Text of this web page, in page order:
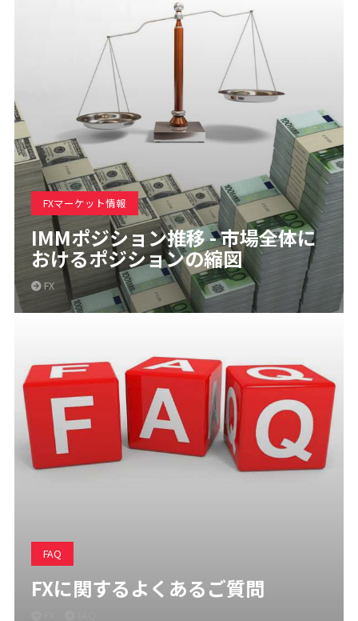
FXマーケット情報
IMMポジション推移 - 市場全体に
おけるポジションの縮図
FX
FAQ
FXに関するよくあるご質問